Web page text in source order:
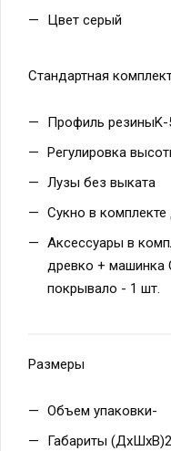
Цвет серый
Стандартная
Профиль резиныK-
Регулировка
Лузы без выката
Сукно в комплекте
Аксессуары в
древко + машинка
покрывало - 1 шт.
Размеры
Объем упаковки-
Габариты